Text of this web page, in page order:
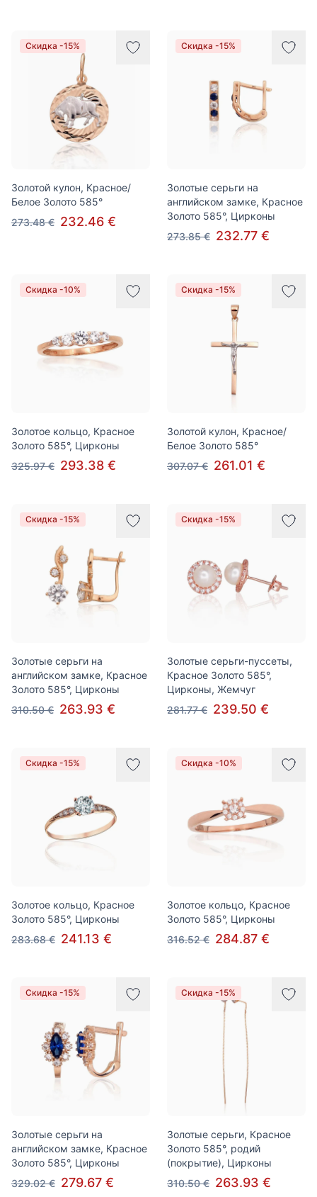
Скидка -15%
Золотой кулон, Красное/
Белое Золото 585°
273.48 € 232.46 €
Скидка -15%
Золотые серьги на
английском замке, Красное
Золото 585°, Цирконы
273.85 € 232.77 €
Скидка -10%
Золотое кольцо, Красное
Золото 585°, Цирконы
325.97 € 293.38 €
Скидка -15%
Золотой кулон, Красное/
Белое Золото 585°
307.07 € 261.01 €
Скидка -15%
Золотые серьги на
английском замке, Красное
Золото 585°, Цирконы
310.50 € 263.93 €
Скидка -15%
Золотые серьги-пуссеты,
Красное Золото 585°,
Цирконы, Жемчуг
281.77 € 239.50 €
Скидка -15%
Золотое кольцо, Красное
Золото 585°, Цирконы
283.68 € 241.13 €
Скидка -10%
Золотое кольцо, Красное
Золото 585°, Цирконы
316.52 € 284.87 €
Скидка -15%
Золотые серьги на
английском замке, Красное
Золото 585°, Цирконы
329.02 € 279.67 €
Скидка -15%
Золотые серьги, Красное
Золото 585°, родий
(покрытие), Цирконы
310.50 € 263.93 €